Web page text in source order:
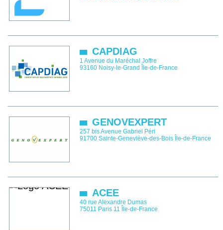
CAPDIAG
1 Avenue du Maréchal Joffre
93160 Noisy-le-Grand Île-de-France
GENOVEXPERT
257 bis Avenue Gabriel Péri
91700 Sainte-Geneviève-des-Bois Île-de-France
ACEE
40 rue Alexandre Dumas
75011 Paris 11 Île-de-France